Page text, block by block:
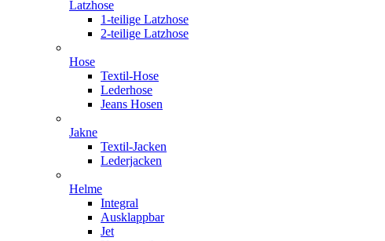
Latzhose
1-teilige Latzhose
2-teilige Latzhose
Hose
Textil-Hose
Lederhose
Jeans Hosen
Jakne
Textil-Jacken
Lederjacken
Helme
Integral
Ausklappbar
Jet